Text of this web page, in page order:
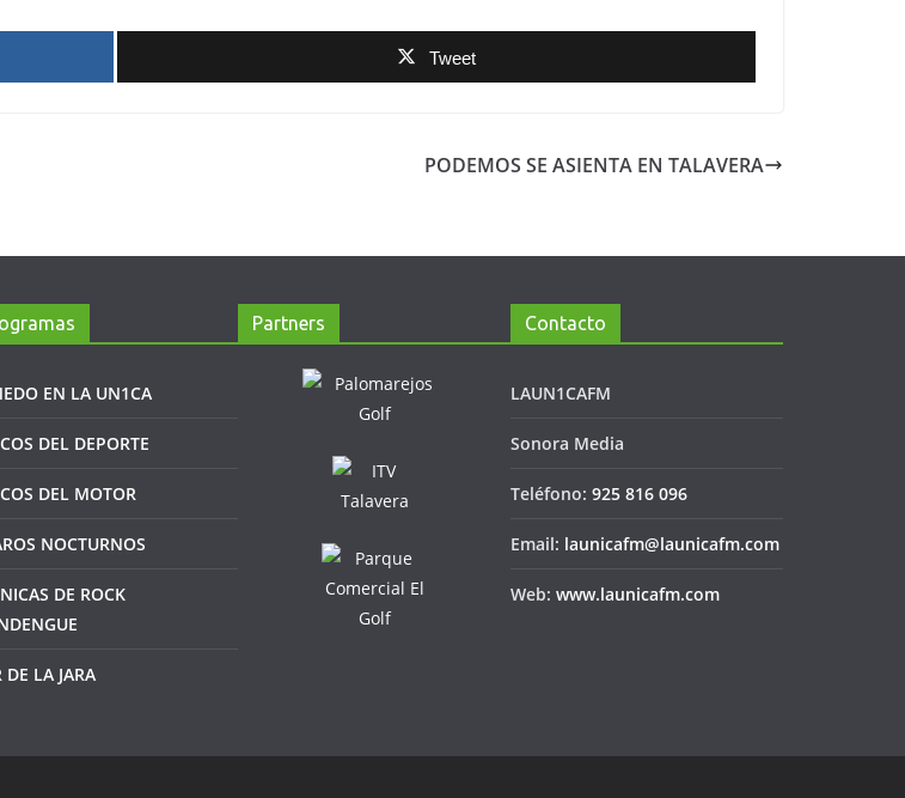
Tweet
PODEMOS SE ASIENTA EN TALAVERA
EN LA UN1CA
DEL DEPORTE
DEL MOTOR
NOCTURNOS
DE ROCK
DE LA JARA
Partners Contacto
LAUN1CAFM
Sonora Media
Teléfono: 925 816 096
Email: launicafm@launicafm.com
Web: www.launicafm.com